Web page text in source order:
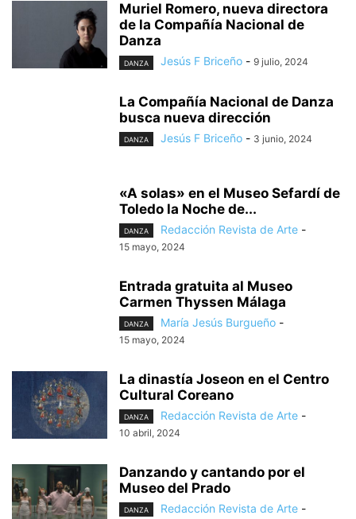
Muriel Romero, nueva directora
de la Compañía Nacional de
Danza
DANZA Jesús F Briceño - 9 julio, 2024
La Compañía Nacional de Danza
busca nueva dirección
DANZA Jesús F Briceño - 3 junio, 2024
«A solas» en el Museo Sefardí de
Toledo la Noche de...
DANZA Redacción Revista de Arte -
15 mayo, 2024
Entrada gratuita al Museo
Carmen Thyssen Málaga
DANZA María Jesús Burgueño -
15 mayo, 2024
La dinastía Joseon en el Centro
Cultural Coreano
DANZA Redacción Revista de Arte -
10 abril, 2024
Danzando y cantando por el
Museo del Prado
DANZA Redacción Revista de Arte -